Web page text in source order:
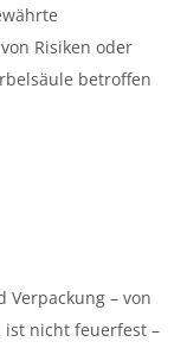
Risiken oder
betroffen
Verpackung – von
nicht feuerfest –